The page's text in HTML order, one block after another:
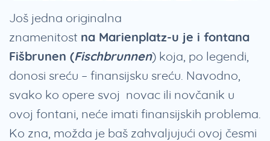
Još jedna originalna
znamenitost na Marienplatz-u je i fontana
Fišbrunen (Fischbrunnen) koja, po legendi,
donosi sreću – finansijsku sreću. Navodno,
svako ko opere svoj novac ili novčanik u
ovoj fontani, neće imati finansijskih problema.
Ko zna, možda je baš zahvaljujući ovoj česmi